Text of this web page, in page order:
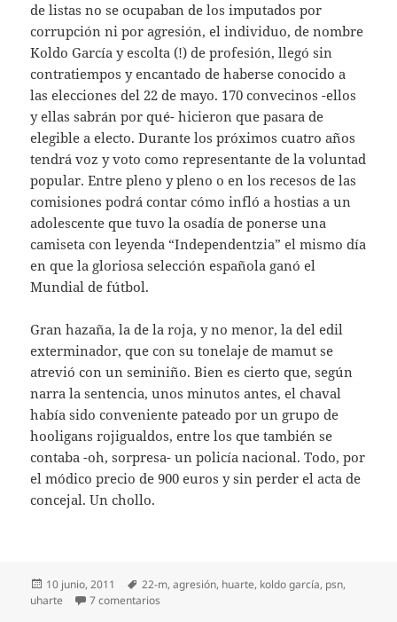
de listas no se ocupaban de los imputados por
corrupción ni por agresión, el individuo, de nombre
Koldo García y escolta (!) de profesión, llegó sin
contratiempos y encantado de haberse conocido a
las elecciones del 22 de mayo. 170 convecinos -ellos
y ellas sabrán por qué- hicieron que pasara de
elegible a electo. Durante los próximos cuatro años
tendrá voz y voto como representante de la voluntad
popular. Entre pleno y pleno o en los recesos de las
comisiones podrá contar cómo infló a hostias a un
adolescente que tuvo la osadía de ponerse una
camiseta con leyenda “Independentzia” el mismo día
en que la gloriosa selección española ganó el
Mundial de fútbol.
Gran hazaña, la de la roja, y no menor, la del edil
exterminador, que con su tonelaje de mamut se
atrevió con un seminiño. Bien es cierto que, según
narra la sentencia, unos minutos antes, el chaval
había sido conveniente pateado por un grupo de
hooligans rojigualdos, entre los que también se
contaba -oh, sorpresa- un policía nacional. Todo, por
el módico precio de 900 euros y sin perder el acta de
concejal. Un chollo.
Publicado
el
10 junio, 2011 Etiquetas
22-m,agresión, huarte, koldo garcía, psn,
uharte
7 comentarios